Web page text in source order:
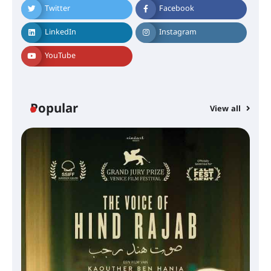
Twitter Facebook
LinkedIn Instagram
YouTube
Popular View all
സെന്റ് ജോസഫ്സ് കോളജ്
കോമേഴ്‌സ് അസോസിയേഷന്
തുടക്കമായി